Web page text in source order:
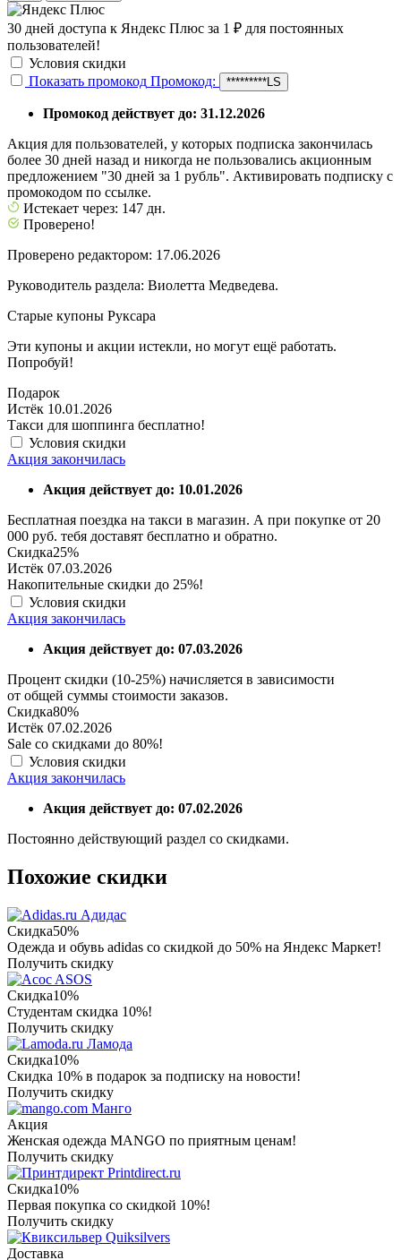
30 дней доступа к Яндекс Плюс за 1 ₽ для постоянных
пользователей!
Условия скидки
Показать промокод Промокод: *********LS
Промокод действует до: 31.12.2026
Акция для пользователей, у которых подписка закончилась
более 30 дней назад и никогда не пользовались акционным
предложением "30 дней за 1 рубль". Активировать подписку с
промокодом по ссылке.
Истекает через: 147 дн.
Проверено!
Проверено редактором: 17.06.2026
Руководитель раздела: Виолетта Медведева.
Старые купоны Руксара
Эти купоны и акции истекли, но могут ещё работать.
Попробуй!
Подарок
Истёк 10.01.2026
Такси для шоппинга бесплатно!
Условия скидки
Акция закончилась
Акция действует до: 10.01.2026
Бесплатная поездка на такси в магазин. А при покупке от 20
000 руб. тебя доставят бесплатно и обратно.
Скидка25%
Истёк 07.03.2026
Накопительные скидки до 25%!
Условия скидки
Акция закончилась
Акция действует до: 07.03.2026
Процент скидки (10-25%) начисляется в зависимости
от общей суммы стоимости заказов.
Скидка80%
Истёк 07.02.2026
Sale со скидками до 80%!
Условия скидки
Акция закончилась
Акция действует до: 07.02.2026
Постоянно действующий раздел со скидками.
Похожие скидки
Адидас
Скидка50%
Одежда и обувь adidas со скидкой до 50% на Яндекс Маркет!
Получить скидку
ASOS
Скидка10%
Студентам скидка 10%!
Получить скидку
Ламода
Скидка10%
Скидка 10% в подарок за подписку на новости!
Получить скидку
Манго
Акция
Женская одежда MANGO по приятным ценам!
Получить скидку
Printdirect.ru
Скидка10%
Первая покупка со скидкой 10%!
Получить скидку
Quiksilvers
Доставка